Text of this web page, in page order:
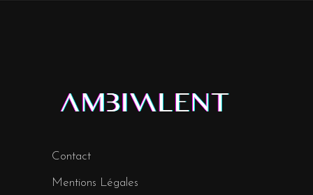
Contact
Mentions Légales